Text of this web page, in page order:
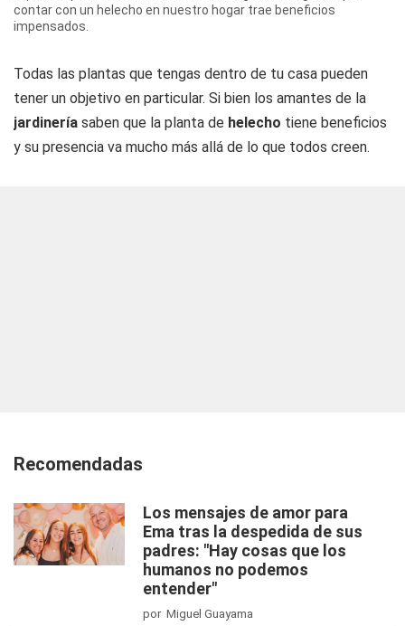
contar con un helecho en nuestro hogar trae beneficios
impensados.
Todas las plantas que tengas dentro de tu casa pueden
tener un objetivo en particular. Si bien los amantes de la
jardinería saben que la planta de helecho tiene beneficios
y su presencia va mucho más allá de lo que todos creen.
Recomendadas
Los mensajes de amor para
Ema tras la despedida de sus
padres: "Hay cosas que los
humanos no podemos
entender"
por Miguel Guayama